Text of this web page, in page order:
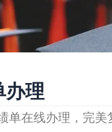
办理
单在线办理，完